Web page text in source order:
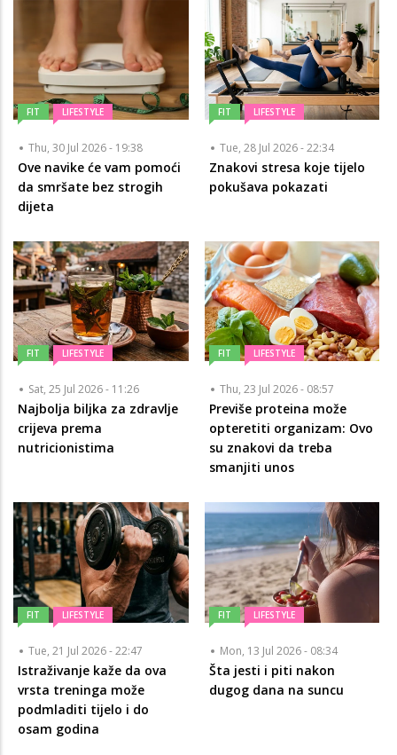
FIT LIFESTYLE
Thu, 30 Jul 2026 - 19:38
Ove navike će vam pomoći
da smršate bez strogih
dijeta
FIT LIFESTYLE
Tue, 28 Jul 2026 - 22:34
Znakovi stresa koje tijelo
pokušava pokazati
FIT LIFESTYLE
Sat, 25 Jul 2026 - 11:26
Najbolja biljka za zdravlje
crijeva prema
nutricionistima
FIT LIFESTYLE
Thu, 23 Jul 2026 - 08:57
Previše proteina može
opteretiti organizam: Ovo
su znakovi da treba
smanjiti unos
FIT LIFESTYLE
Tue, 21 Jul 2026 - 22:47
Istraživanje kaže da ova
vrsta treninga može
podmladiti tijelo i do
osam godina
FIT LIFESTYLE
Mon, 13 Jul 2026 - 08:34
Šta jesti i piti nakon
dugog dana na suncu